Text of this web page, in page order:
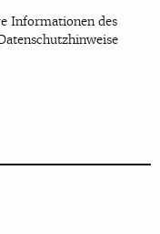
Informationen des